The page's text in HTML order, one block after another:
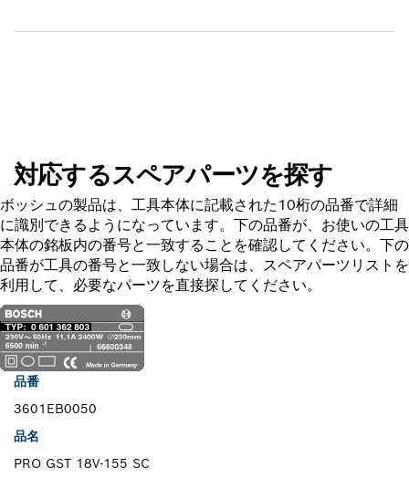
対応するスペアパーツを探す
ボッシュの製品は、工具本体に記載された10桁の品番で詳細
に識別できるようになっています。下の品番が、お使いの工具
本体の銘板内の番号と一致することを確認してください。下の
品番が工具の番号と一致しない場合は、スペアパーツリストを
利用して、必要なパーツを直接探してください。
品番
3601EB0050
品名
PRO GST 18V-155 SC